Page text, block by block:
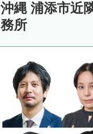
沖縄 浦添市近
務所